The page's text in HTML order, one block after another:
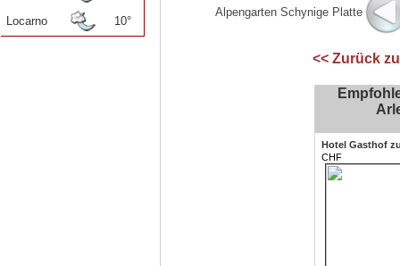
Locarno 10°
Alpengarten Schynige Platte
<< Zurück
Hotel Gasthof
CHF